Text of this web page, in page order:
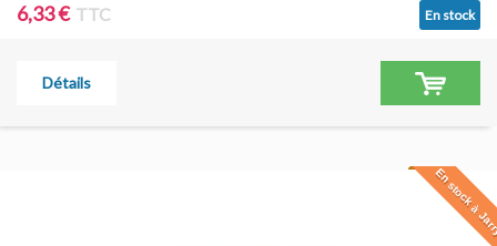
6,33 € TTC En stock
Détails
En stock à